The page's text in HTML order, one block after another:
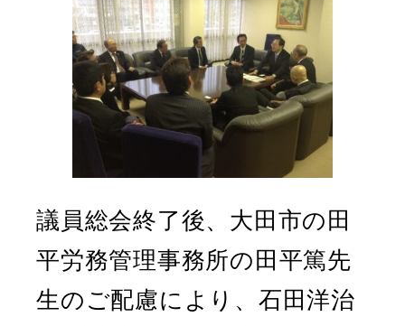
議員総会終了後、大田市の田
平労務管理事務所の田平篤先
生のご配慮により、石田洋治